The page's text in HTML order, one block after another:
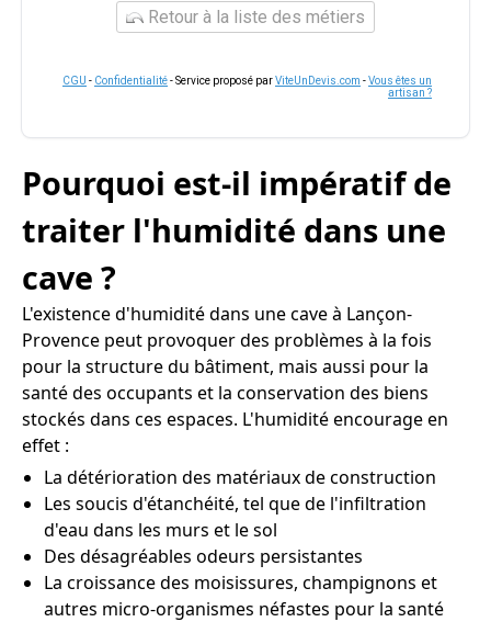
Retour à la liste des métiers
CGU - Confidentialité- Service proposé parViteUnDevis.com -Vous êtes un
artisan ?
Pourquoi est-il impératif de
traiter l'humidité dans une
cave ?
L'existence d'humidité dans une cave à Lançon-
Provence peut provoquer des problèmes à la fois
pour la structure du bâtiment, mais aussi pour la
santé des occupants et la conservation des biens
stockés dans ces espaces. L'humidité encourage en
effet :
La détérioration des matériaux de construction
Les soucis d'étanchéité, tel que de l'infiltration
d'eau dans les murs et le sol
Des désagréables odeurs persistantes
La croissance des moisissures, champignons et
autres micro-organismes néfastes pour la santé